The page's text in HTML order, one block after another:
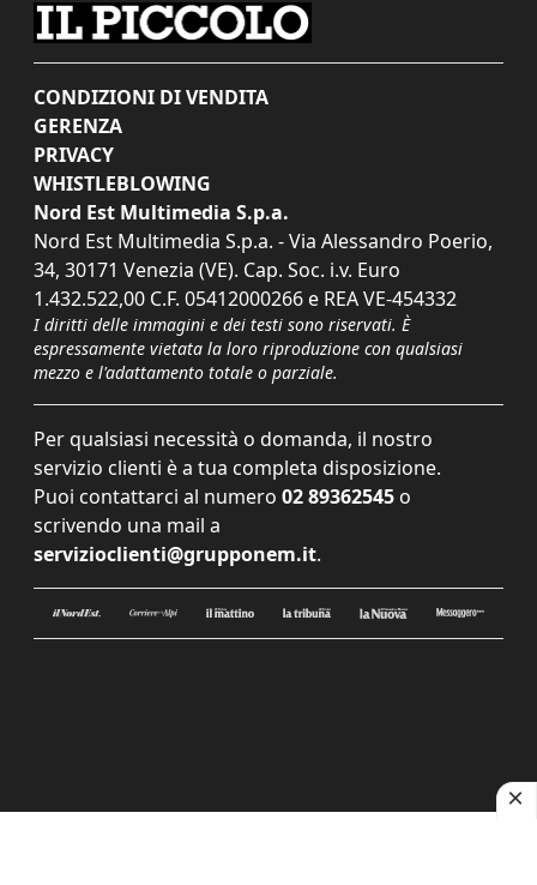
CONDIZIONI DI VENDITA
GERENZA
PRIVACY
WHISTLEBLOWING
Nord Est Multimedia S.p.a.
Nord Est Multimedia S.p.a. - Via Alessandro Poerio,
34, 30171 Venezia (VE). Cap. Soc. i.v. Euro
1.432.522,00 C.F. 05412000266 e REA VE-454332
I diritti delle immagini e dei testi sono riservati. È
espressamente vietata la loro riproduzione con qualsiasi
mezzo e l'adattamento totale o parziale.
Per qualsiasi necessità o domanda, il nostro
servizio clienti è a tua completa disposizione.
Puoi contattarci al numero 02 89362545 o
scrivendo una mail a
servizioclienti@grupponem.it.